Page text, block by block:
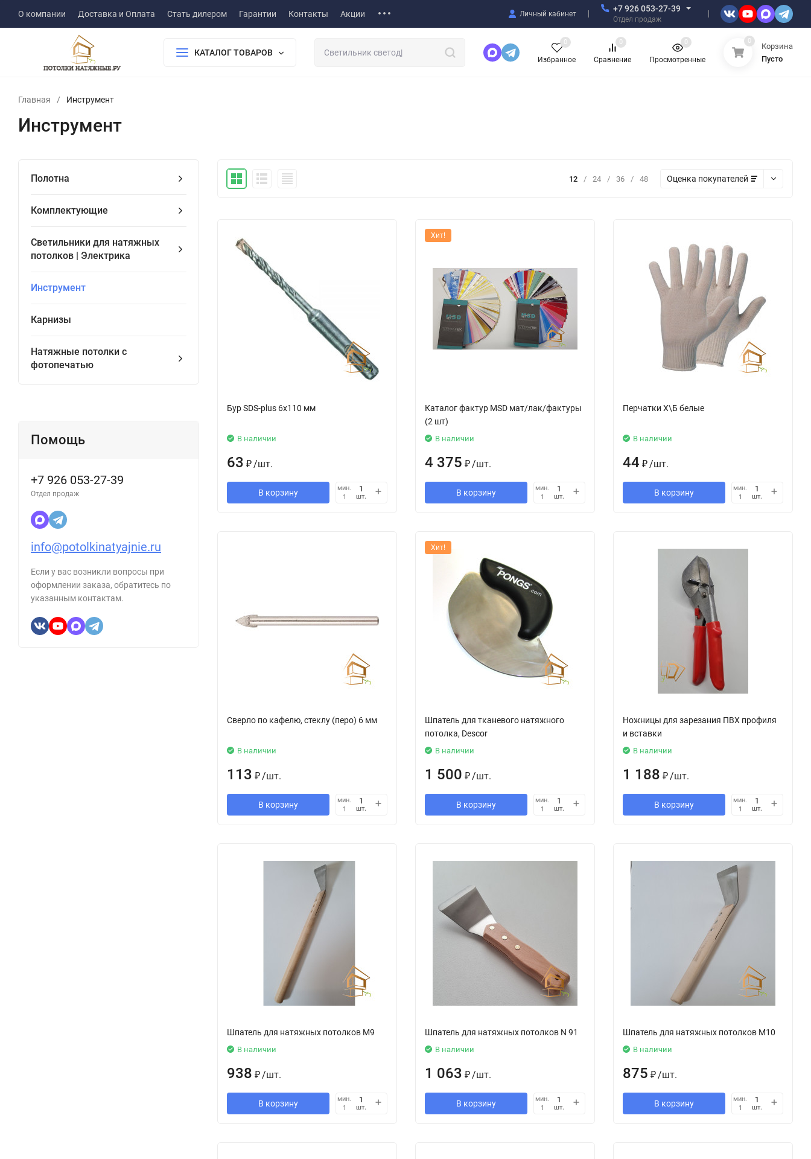
О компании Доставка и Оплата Стать дилером Гарантии Контакты Акции Личный кабинет
+7 926 053-27-39
Отдел продаж
КАТАЛОГ ТОВАРОВ
Избранное
0
Сравнение
0
Просмотренные
0 0
Корзина
Пусто
Главная / Инструмент
Инструмент
Полотна
Комплектующие
Светильники для натяжных
потолков | Электрика
Инструмент
Карнизы
Натяжные потолки с
фотопечатью
Помощь
+7 926 053-27-39
Отдел продаж
info@potolkinatyajnie.ru
Если у вас возникли вопросы при
оформлении заказа, обратитесь по
указанным контактам.
12 / 24 / 36 / 48 Оценка покупателей
Бур SDS-plus 6x110 мм
В наличии
63 ₽/шт.
В корзину
мин.
1
шт.
Хит!
Каталог фактур MSD мат/лак/фактуры
(2 шт)
В наличии
4 375 ₽/шт.
В корзину
мин.
1
шт.
Перчатки Х\Б белые
В наличии
44 ₽/шт.
В корзину
мин.
1
шт.
Сверло по кафелю, стеклу (перо) 6 мм
В наличии
113 ₽/шт.
В корзину
мин.
1
шт.
Хит!
Шпатель для тканевого натяжного
потолка, Descor
В наличии
1 500 ₽/шт.
В корзину
мин.
1
шт.
Ножницы для зарезания ПВХ профиля
и вставки
В наличии
1 188 ₽/шт.
В корзину
мин.
1
шт.
Шпатель для натяжных потолков М9
В наличии
938 ₽/шт.
В корзину
мин.
1
шт.
Шпатель для натяжных потолков N 91
В наличии
1 063 ₽/шт.
В корзину
мин.
1
шт.
Шпатель для натяжных потолков М10
В наличии
875 ₽/шт.
В корзину
мин.
1
шт.